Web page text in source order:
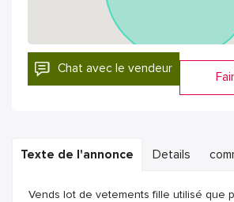
Chat avec le vendeur
Texte de l'annonce Details
Vends lot de vetements fille utilisé que